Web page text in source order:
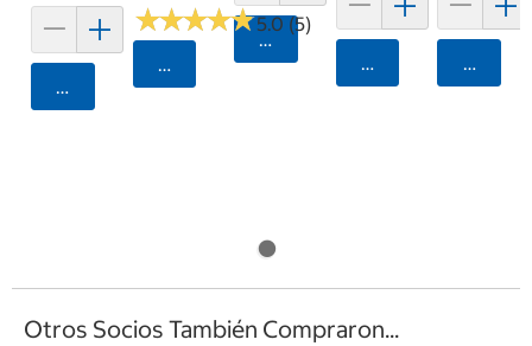
Agregar
★★★★★
★★★★★5.0 (5)
Seleccionar Código Postal
Agregar
Agregar
Otros Socios También Compraron...